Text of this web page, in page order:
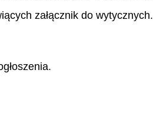
załącznik do wytycznych.